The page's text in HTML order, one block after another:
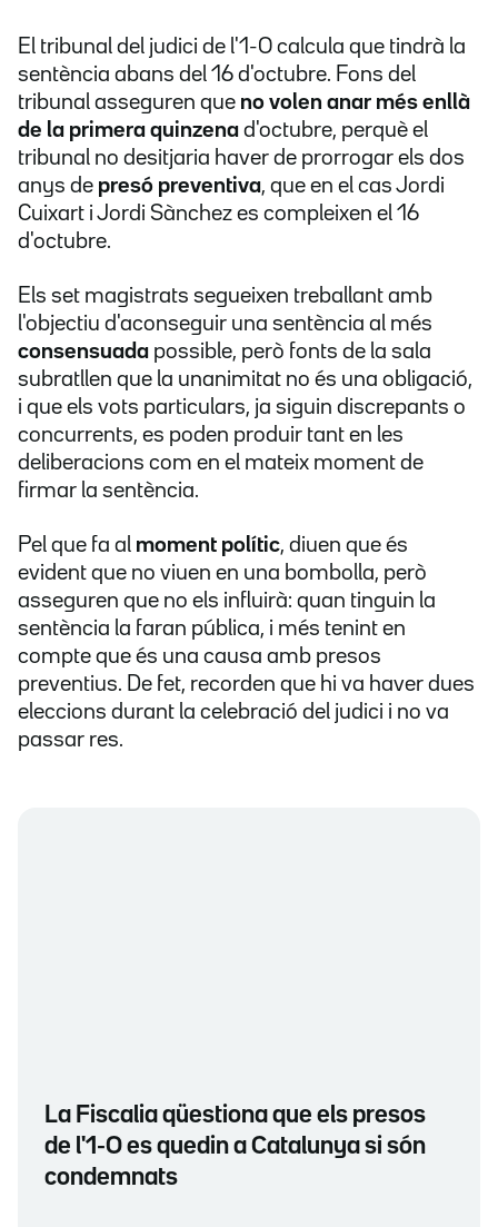
El tribunal del judici de l'1-O calcula que tindrà la
sentència abans del 16 d'octubre. Fons del
tribunal asseguren que no volen anar més enllà
de la primera quinzena d'octubre, perquè el
tribunal no desitjaria haver de prorrogar els dos
anys de presó preventiva, que en el cas Jordi
Cuixart i Jordi Sànchez es compleixen el 16
d'octubre.
Els set magistrats segueixen treballant amb
l'objectiu d'aconseguir una sentència al més
consensuada possible, però fonts de la sala
subratllen que la unanimitat no és una obligació,
i que els vots particulars, ja siguin discrepants o
concurrents, es poden produir tant en les
deliberacions com en el mateix moment de
firmar la sentència.
Pel que fa al moment polític, diuen que és
evident que no viuen en una bombolla, però
asseguren que no els influirà: quan tinguin la
sentència la faran pública, i més tenint en
compte que és una causa amb presos
preventius. De fet, recorden que hi va haver dues
eleccions durant la celebració del judici i no va
passar res.
La Fiscalia qüestiona que els presos
de l'1-O es quedin a Catalunya si són
condemnats